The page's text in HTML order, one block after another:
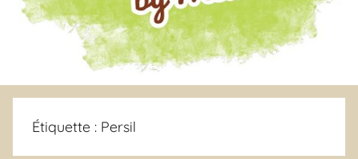
Étiquette : Persil